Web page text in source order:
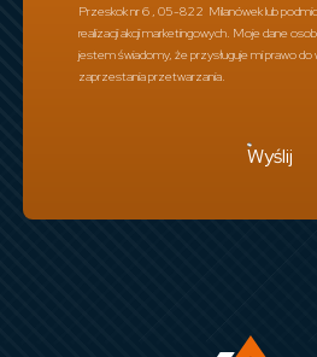
Przeskok nr 6 , 05-822 Milanówek lub
realizacji akcji marketingowych. Moje dane
jestem świadomy, że przysługuje mi prawo do
zaprzestania przetwarzania.
Wyślij